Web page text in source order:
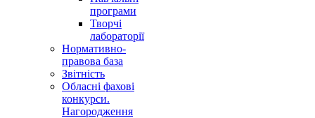
програми
Творчі
лабораторії
Нормативно-
правова база
Звітність
Обласні фахові
конкурси.
Нагородження